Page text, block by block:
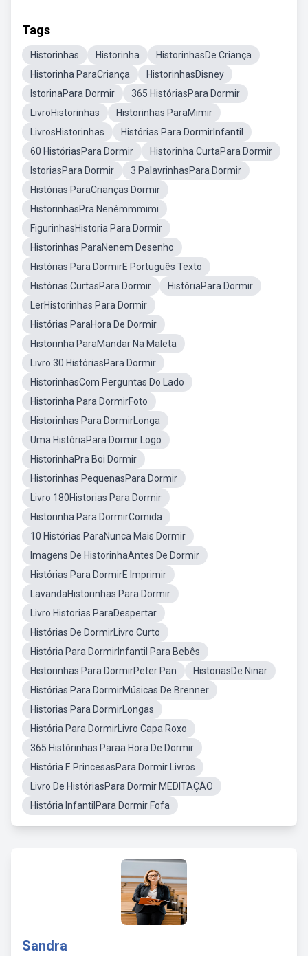
Tags
Historinhas Historinha
HistorinhasDe Criança
Historinha ParaCriança
HistorinhasDisney
IstorinaPara Dormir
365 HistóriasPara Dormir
LivroHistorinhas
Historinhas ParaMimir
LivrosHistorinhas
Histórias Para DormirInfantil
60 HistóriasPara Dormir
Historinha CurtaPara Dormir
IstoriasPara Dormir
3 PalavrinhasPara Dormir
Histórias ParaCrianças Dormir
HistorinhasPra Nenémmmimi
FigurinhasHistoria Para Dormir
Historinhas ParaNenem Desenho
Histórias Para DormirE Português Texto
Histórias CurtasPara Dormir
HistóriaPara Dormir
LerHistorinhas Para Dormir
Histórias ParaHora De Dormir
Historinha ParaMandar Na Maleta
Livro 30 HistóriasPara Dormir
HistorinhasCom Perguntas Do Lado
Historinha Para DormirFoto
Historinhas Para DormirLonga
Uma HistóriaPara Dormir Logo
HistorinhaPra Boi Dormir
Historinhas PequenasPara Dormir
Livro 180Historias Para Dormir
Historinha Para DormirComida
10 Histórias ParaNunca Mais Dormir
Imagens De HistorinhaAntes De Dormir
Histórias Para DormirE Imprimir
LavandaHistorinhas Para Dormir
Livro Historias ParaDespertar
Histórias De DormirLivro Curto
História Para DormirInfantil Para Bebês
Historinhas Para DormirPeter Pan
HistoriasDe Ninar
Histórias Para DormirMúsicas De Brenner
Historias Para DormirLongas
História Para DormirLivro Capa Roxo
365 Histórinhas Paraa Hora De Dormir
História E PrincesasPara Dormir Livros
Livro De HistóriasPara Dormir MEDITAÇÃO
História InfantilPara Dormir Fofa
Sandra